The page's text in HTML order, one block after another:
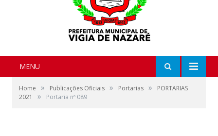
MENU
Home » Publicações Oficiais » Portarias »
PORTARIAS
2021
» Portaria nº 089